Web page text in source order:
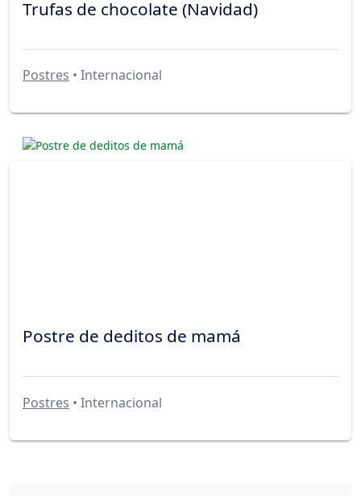
Trufas de chocolate (Navidad)
Postres • Internacional
Postre de deditos de mamá
Postres • Internacional